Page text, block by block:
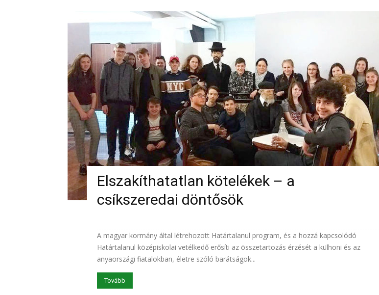
Elszakíthatatlan kötelékek – a
csíkszeredai döntősök
A magyar kormány által létrehozott Határtalanul program, és a hozzá kapcsolódó
Határtalanul középiskolai vetélkedő erősíti az összetartozás érzését a külhoni és az
anyaországi fiatalokban, életre szóló barátságok...
Tovább